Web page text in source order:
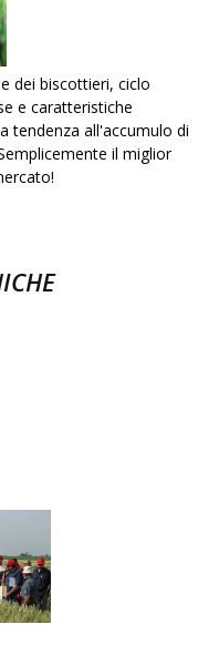
dei biscottieri, ciclo
e caratteristiche
tendenza all'accumulo di
il miglior